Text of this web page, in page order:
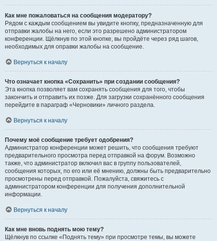
Как мне пожаловаться на сообщения модератору?
Рядом с каждым сообщением вы увидите кнопку, предназначенную для
отправки жалобы на него, если это разрешено администратором
конференции. Щёлкнув по этой кнопке, вы пройдёте через ряд шагов,
необходимых для оправки жалобы на сообщение.
Вернуться к началу
Что означает кнопка «Сохранить» при создании сообщения?
Эта кнопка позволяет вам сохранять сообщения для того, чтобы
закончить и отправить их позже. Для загрузки сохранённого сообщения
перейдите в параграф «Черновики» личного раздела.
Вернуться к началу
Почему моё сообщение требует одобрения?
Администратор конференции может решить, что сообщения требуют
предварительного просмотра перед отправкой на форум. Возможно
также, что администратор включил вас в группу пользователей,
сообщения которых, по его или её мнению, должны быть предварительно
просмотрены перед отправкой. Пожалуйста, свяжитесь с
администратором конференции для получения дополнительной
информации.
Вернуться к началу
Как мне вновь поднять мою тему?
Щёлкнув по ссылке «Поднять тему» при просмотре темы, вы можете